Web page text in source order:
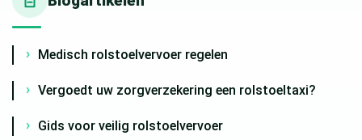
Medisch rolstoelvervoer regelen
Vergoedt uw zorgverzekering een rolstoeltaxi?
Gids voor veilig rolstoelvervoer